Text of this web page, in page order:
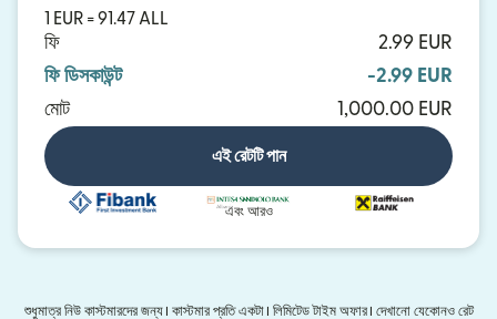
1 EUR = 91.47 ALL
ফি
2.99 EUR
ফি ডিসকাউন্ট
-2.99 EUR
মোট
1,000.00 EUR
এই রেটটি পান
এবং আরও
শুধুমাত্র নিউ কাস্টমারদের জন্য। কাস্টমার প্রতি একটা। লিমিটেড টাইম অফার। দেখানো যেকোনও রেট